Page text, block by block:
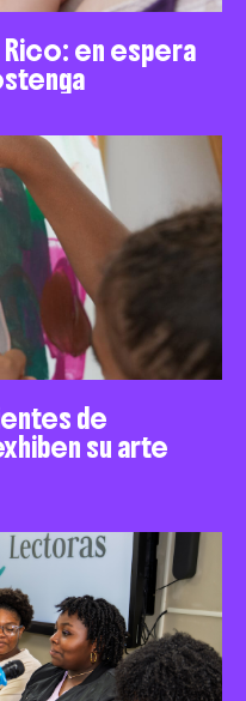
en espera
de
su arte